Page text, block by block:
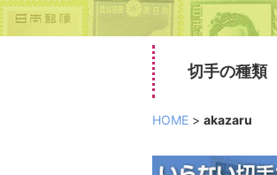
切手の種類
HOME > akazaru